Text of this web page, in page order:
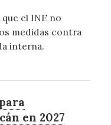
el INE no
medidas contra
interna.
en 2027